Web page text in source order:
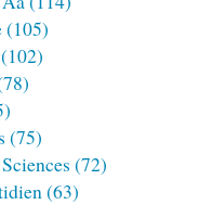
(105)
(102)
(75)
(72)
(63)